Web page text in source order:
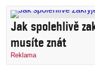
Jak spolehlivě
musíte znát
Reklama